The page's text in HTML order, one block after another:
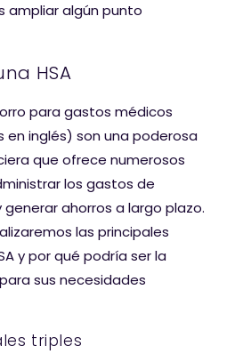
ampliar algún punto
HSA
para gastos médicos
en inglés) son una poderosa
que ofrece numerosos
los gastos de
ahorros a largo plazo.
las principales
y por qué podría ser la
sus necesidades
triples